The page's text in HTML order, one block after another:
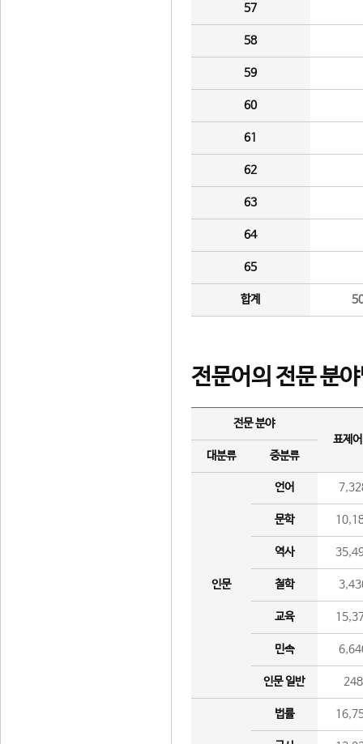
57
58
59
60
61
62
63
64
65
합계
전문어의 전문 분
전문 분야
표제
대분류
중분류
인문
언어
문학
역사
철학
교육
민속
인문 일반 248
법률